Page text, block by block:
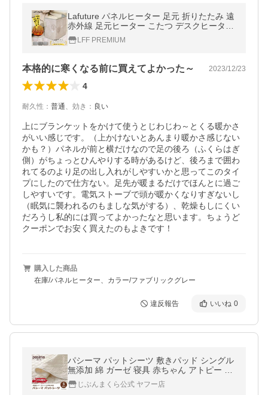
Lafuture パネルヒーター 足元 折りたたみ 遠
赤外線 足元ヒーター こたつ デスクヒーター
タイマー フットヒーター 暖房 省エネ 節電
LFF PREMIUM
本格的に寒くなる前に買えてよかった～ 2023/12/23
4
耐久性 ： 普通、 効き ： 良い
上にブランケットをかけて使うとじわじわ～とくる暖かさ
がいい感じです。（上かけないとあんまり暖かさ感じない
かも？）パネルが前と横だけなので足の後ろ（ふくらはぎ
側）がちょっとひんやりする時があるけど、後ろまで囲わ
れてるのより足の出し入れがしやすいかと思ってこのタイ
プにしたので仕方ない。足先が暖まるだけでほんとに過ご
しやすいです。電気ストーブで頭が暖かくなりすぎないし
（眠気に襲われるのもましな気がする）、乾燥もしにくい
だろうし私的には買ってよかったなと思います。ちょうど
クーポンでお安く買えたのもよきです！
購入した商品
在庫/パネルヒーター、カラー/ファブリックグレー
違反報告 いいね 0
パシーマ パットシーツ 敷きパッド シングル
無添加 綿 ガーゼ 寝具 赤ちゃん アトピー 吸
水 速乾 日本製 pasima 冬
じぶんまくら公式 ヤフー店